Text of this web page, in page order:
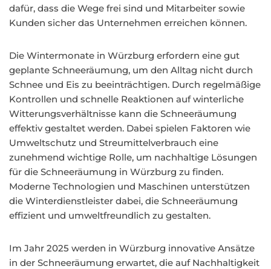
dafür, dass die Wege frei sind und Mitarbeiter sowie
Kunden sicher das Unternehmen erreichen können.
Die Wintermonate in Würzburg erfordern eine gut
geplante Schneeräumung, um den Alltag nicht durch
Schnee und Eis zu beeinträchtigen. Durch regelmäßige
Kontrollen und schnelle Reaktionen auf winterliche
Witterungsverhältnisse kann die Schneeräumung
effektiv gestaltet werden. Dabei spielen Faktoren wie
Umweltschutz und Streumittelverbrauch eine
zunehmend wichtige Rolle, um nachhaltige Lösungen
für die Schneeräumung in Würzburg zu finden.
Moderne Technologien und Maschinen unterstützen
die Winterdienstleister dabei, die Schneeräumung
effizient und umweltfreundlich zu gestalten.
Im Jahr 2025 werden in Würzburg innovative Ansätze
in der Schneeräumung erwartet, die auf Nachhaltigkeit